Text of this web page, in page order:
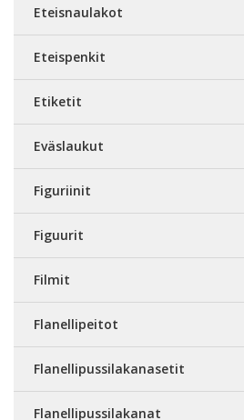
Eteisnaulakot
Eteispenkit
Etiketit
Eväslaukut
Figuriinit
Figuurit
Filmit
Flanellipeitot
Flanellipussilakanasetit
Flanellipussilakanat